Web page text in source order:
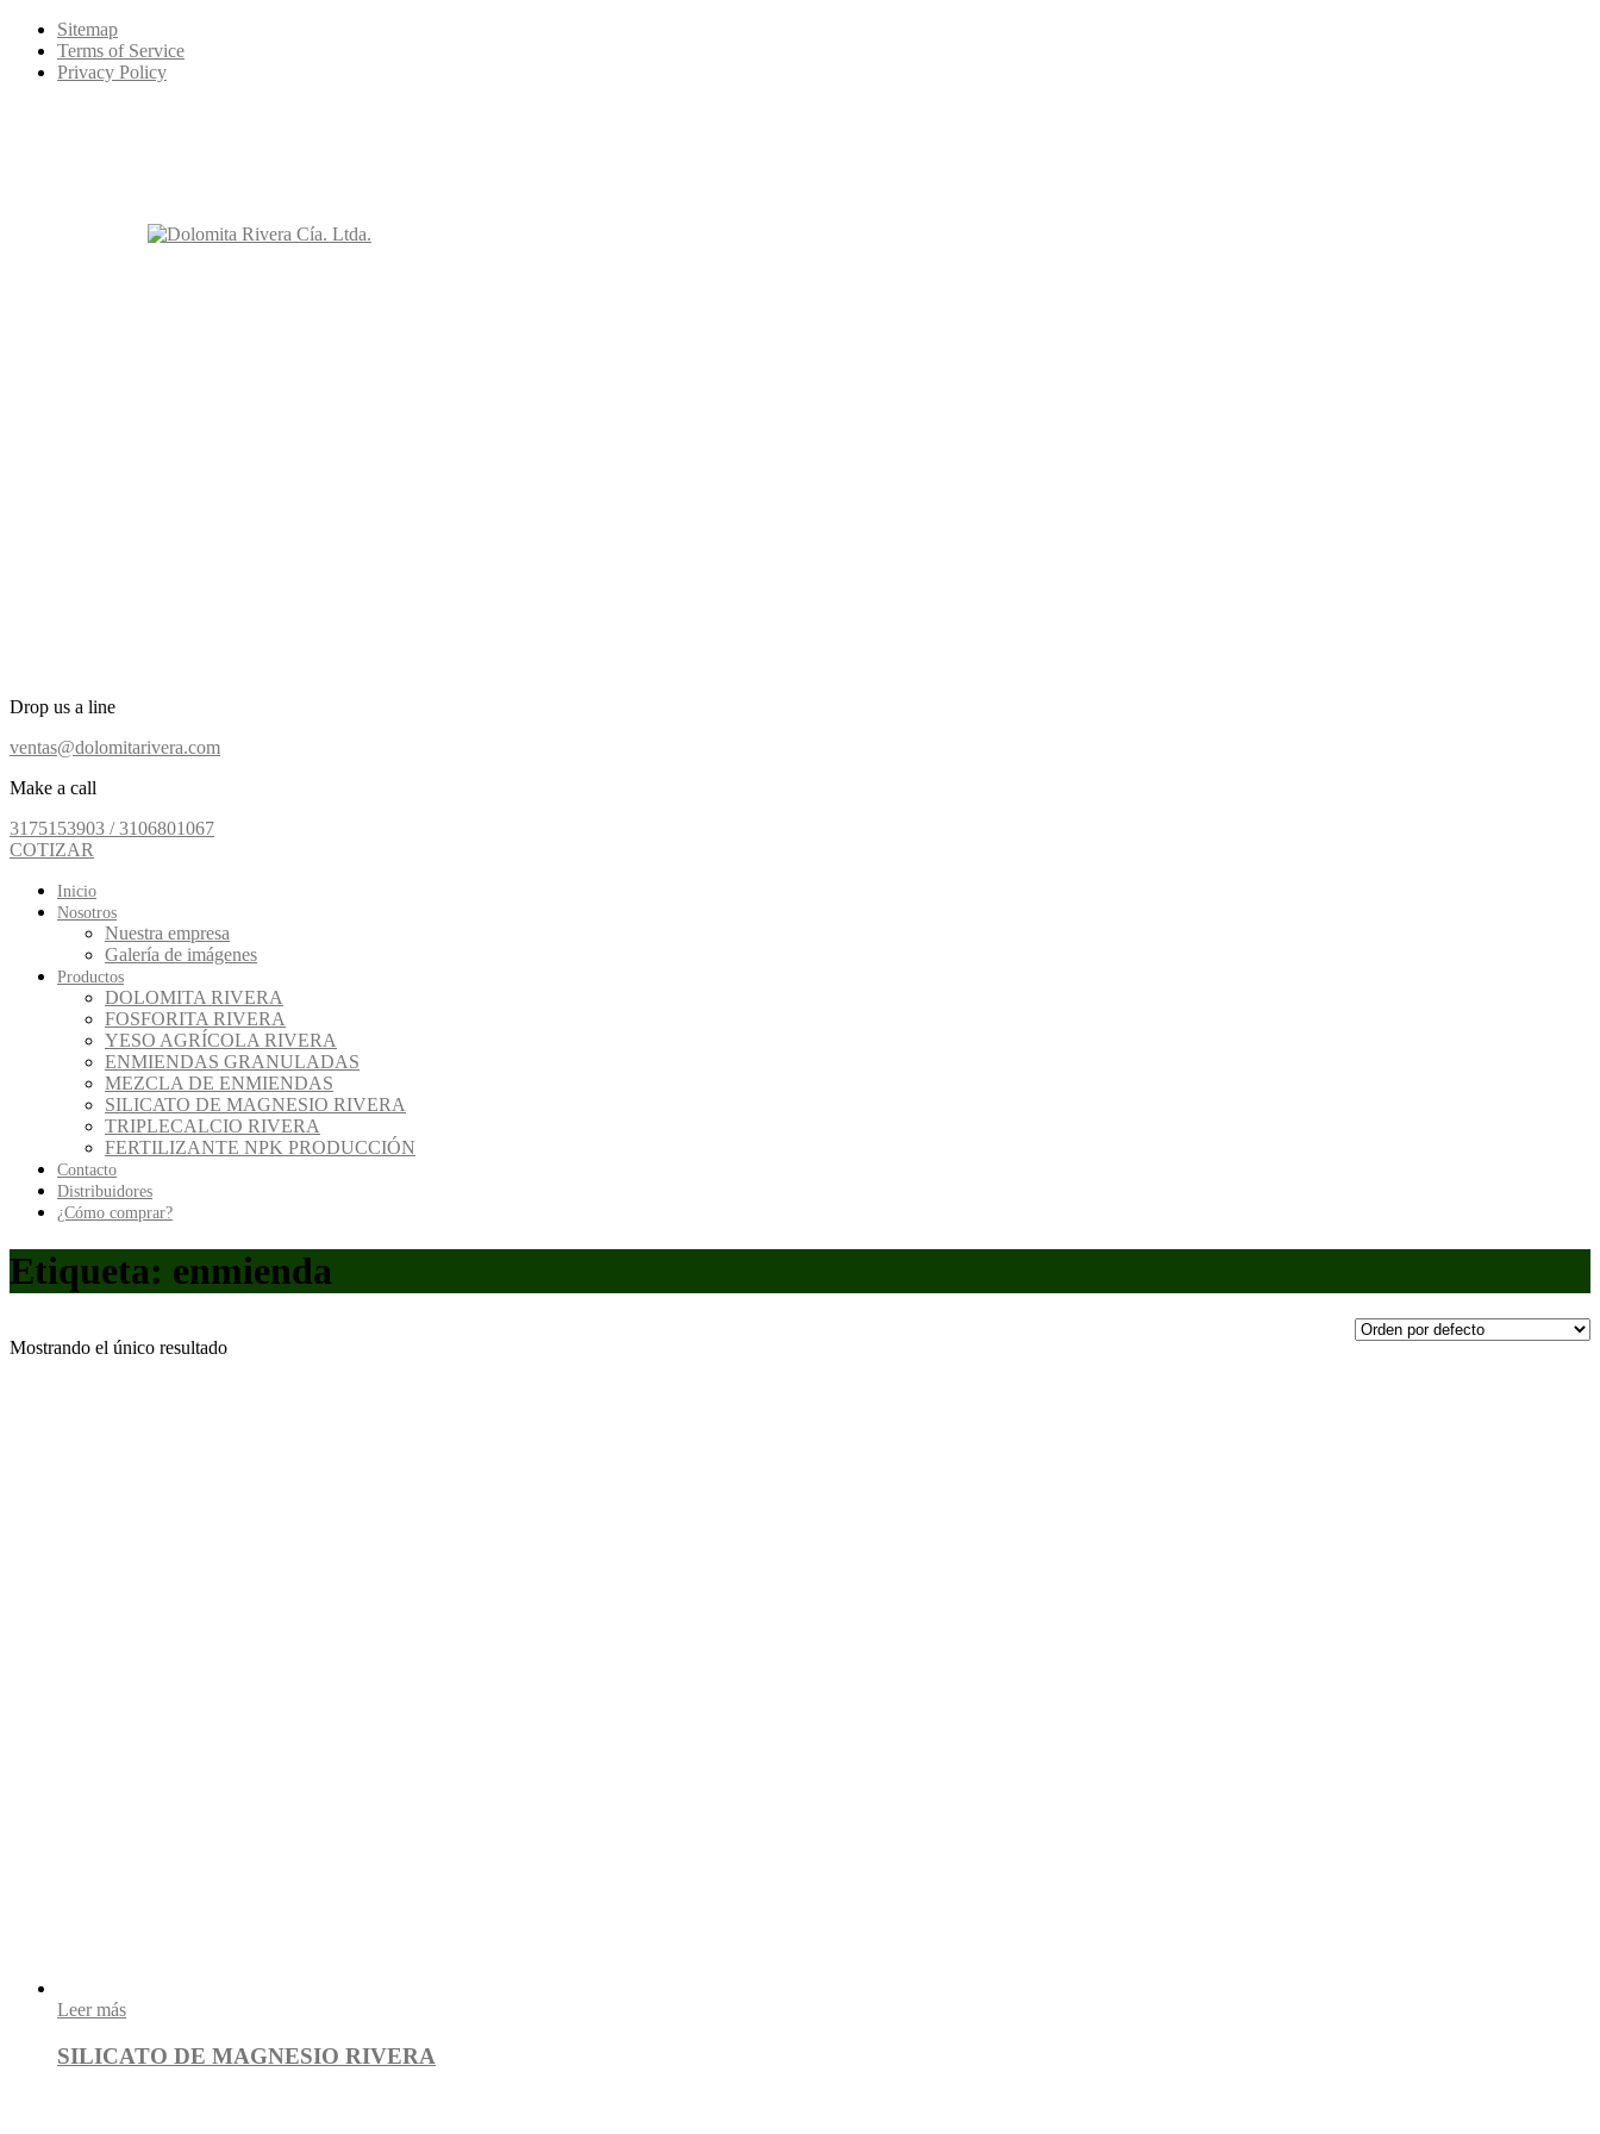
Sitemap
Terms of Service
Privacy Policy
Drop us a line
ventas@dolomitarivera.com
Make a call
3175153903 / 3106801067
COTIZAR
Inicio
Nosotros
Nuestra empresa
Galería de imágenes
Productos
DOLOMITA RIVERA
FOSFORITA RIVERA
YESO AGRÍCOLA RIVERA
ENMIENDAS GRANULADAS
MEZCLA DE ENMIENDAS
SILICATO DE MAGNESIO RIVERA
TRIPLECALCIO RIVERA
FERTILIZANTE NPK PRODUCCIÓN
Contacto
Distribuidores
¿Cómo comprar?
Etiqueta: enmienda
Mostrando el único resultado
Leer más
SILICATO DE MAGNESIO RIVERA